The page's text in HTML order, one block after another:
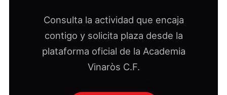
Consulta la actividad que encaja
contigo y solicita plaza desde la
plataforma oficial de la Academia
Vinaròs C.F.